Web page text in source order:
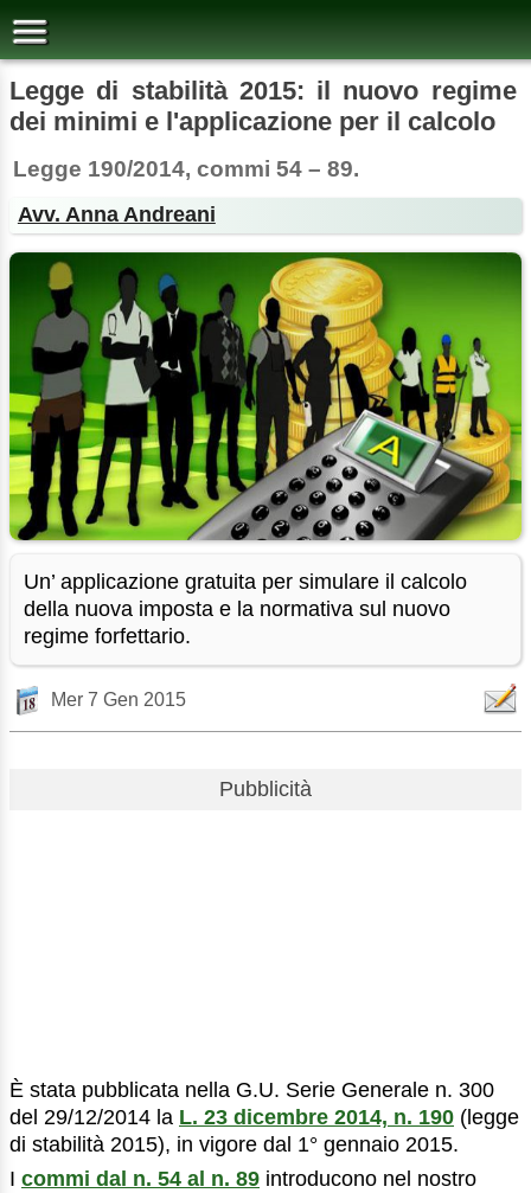
Legge di stabilità 2015: il nuovo regime
dei minimi e l'applicazione per il calcolo
Legge 190/2014, commi 54 – 89.
Avv. Anna Andreani
Un’ applicazione gratuita per simulare il calcolo
della nuova imposta e la normativa sul nuovo
regime forfettario.
Mer 7 Gen 2015
Pubblicità
È stata pubblicata nella G.U. Serie Generale n. 300
del 29/12/2014 la L. 23 dicembre 2014, n. 190 (legge
di stabilità 2015), in vigore dal 1° gennaio 2015.
I commi dal n. 54 al n. 89 introducono nel nostro